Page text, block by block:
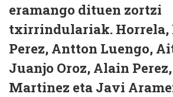
eramango dituen zortzi
txirrindulariak. Horrela,
Perez, Antton Luengo,
Juanjo Oroz, Alain
Martinez eta Javi